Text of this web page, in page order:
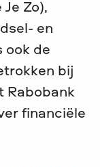
Zo),
en
ook de
bij
Rabobank
financiële